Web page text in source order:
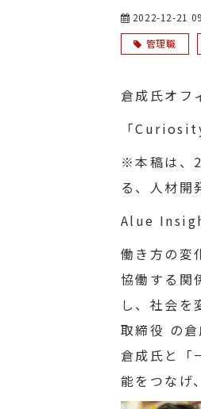
2022-12-21
管理職
倉成氏オフ
「
※本稿は、
る、人材開
Alue
働き方の変
協働する関
し、社会
取締役 の
倉成氏と「
能をつなげ